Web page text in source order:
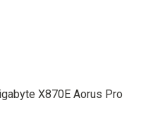
X870E Aorus Pro